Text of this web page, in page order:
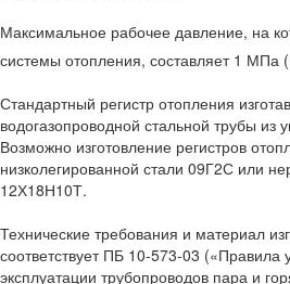
Максимальное рабочее давление, на
системы отопления, составляет 1 МПа
Стандартный регистр отопления
водогазопроводной стальной трубы из
Возможно изготовление регистров
низколегированной стали 09Г2С или
12Х18Н10Т.
Технические требования и материал
соответствует ПБ 10-573-03 («Правила
эксплуатации трубопроводов пара и